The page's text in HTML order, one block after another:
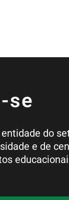
se
entidade do
e de